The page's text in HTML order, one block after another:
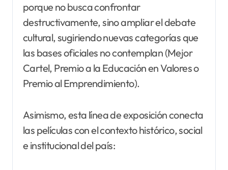
porque no busca confrontar
destructivamente, sino ampliar el debate
cultural, sugiriendo nuevas categorías que
las bases oficiales no contemplan (Mejor
Cartel, Premio a la Educación en Valores o
Premio al Emprendimiento).
Asimismo, esta línea de exposición conecta
las películas con el contexto histórico, social
e institucional del país: